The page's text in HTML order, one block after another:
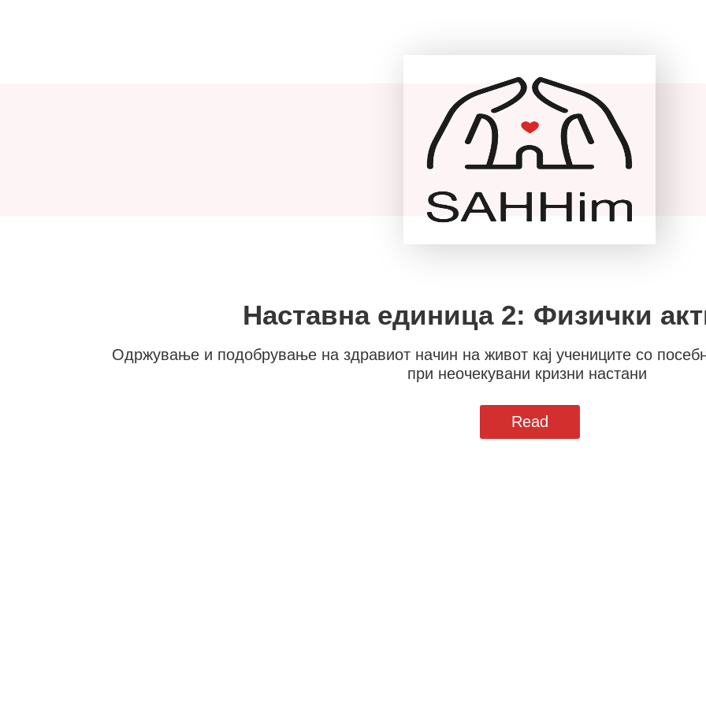
Наставна единица 2: Физички
Одржување и подобрување на здравиот начин на живот кај учениците со
при неочекувани кризни настани
Read